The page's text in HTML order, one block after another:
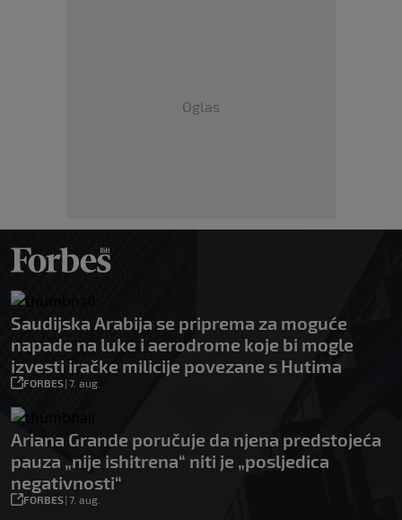
Oglas
Saudijska Arabija se priprema za moguće
napade na luke i aerodrome koje bi mogle
izvesti iračke milicije povezane s Hutima
FORBES| 7. aug.
Ariana Grande poručuje da njena predstojeća
pauza „nije ishitrena“ niti je „posljedica
negativnosti“
FORBES| 7. aug.